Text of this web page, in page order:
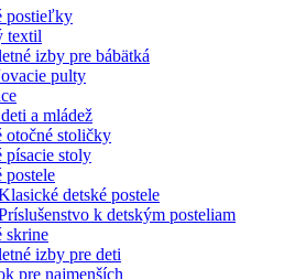
postieľky
textil
izby pre bábätká
pulty
a mládež
otočné stoličky
písacie stoly
postele
detské postele
k detským posteliam
skrine
izby pre deti
pre najmenších